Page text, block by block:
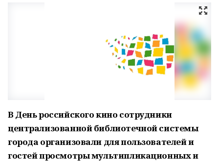
В День российского кино сотрудники
централизованной библиотечной системы
города организовали для пользователей и
гостей просмотры мультипликационных и